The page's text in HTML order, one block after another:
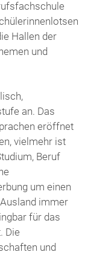
Hallen der
und
an. Das
eröffnet
vielmehr ist
Beruf
um einen
immer
für das
Die
und